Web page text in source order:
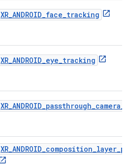
XR_ANDROID_face_tracking
XR_ANDROID_eye_tracking